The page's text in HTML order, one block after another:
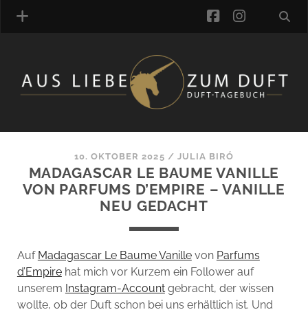
MANUFAKTUREN
DUFTNOTEN
KOMMENTARE
ARTIKEL-ARCHIV
ONLINE-SHOP
DAS ALZD-TEAM
facebook
10. OKTOBER 2025 / JULIA BIRÓ
MADAGASCAR LE BAUME VANILLE
VON PARFUMS D’EMPIRE – VANILLE
NEU GEDACHT
Auf Madagascar Le Baume Vanillevon Parfums
d’Empirehat mich vor Kurzem ein Follower auf
unserem Instagram-Accountgebracht, der wissen
wollte, ob der Duft schon bei uns erhältlich ist. Und